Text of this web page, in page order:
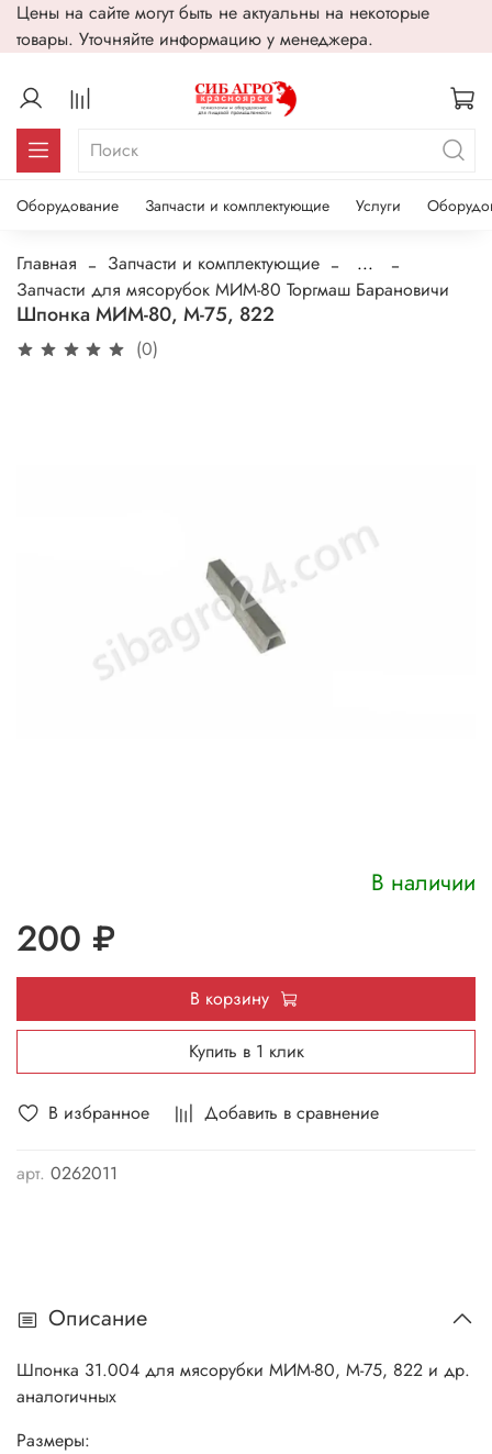
Цены на сайте могут быть не актуальны на некоторые
товары. Уточняйте информацию у менеджера.
Оборудование Запчасти и комплектующие Услуги
Главная Запчасти и комплектующие
...
Запчасти для мясорубок МИМ-80 Торгмаш Барановичи
Шпонка МИМ-80, М-75, 822
(0)
В избранное Добавить в сравнение
арт. 0262011
В наличии
200 ₽
В корзину
Купить в 1 клик
Описание
Шпонка 31.004 для мясорубки МИМ-80, М-75, 822 и др.
аналогичных
Размеры: